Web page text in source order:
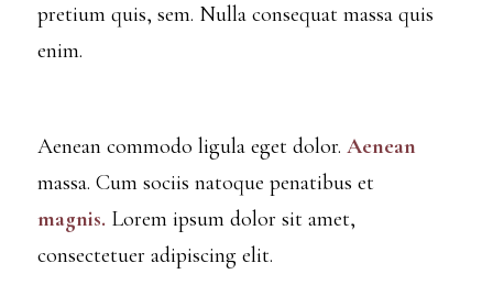
pretium quis, sem. Nulla consequat massa quis
enim.
Aenean commodo ligula eget dolor. Aenean
massa. Cum sociis natoque penatibus et
magnis. Lorem ipsum dolor sit amet,
consectetuer adipiscing elit.